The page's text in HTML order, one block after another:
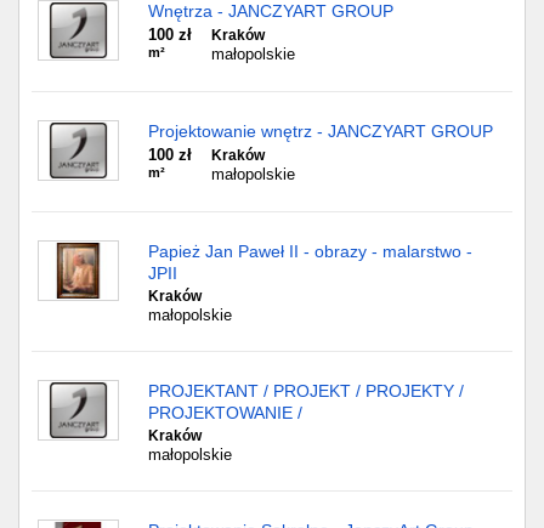
Wnętrza - JANCZYART GROUP
100 zł
m²
Kraków
małopolskie
Projektowanie wnętrz - JANCZYART GROUP
100 zł
m²
Kraków
małopolskie
Papież Jan Paweł II - obrazy - malarstwo -
JPII
Kraków
małopolskie
PROJEKTANT / PROJEKT / PROJEKTY /
PROJEKTOWANIE /
Kraków
małopolskie